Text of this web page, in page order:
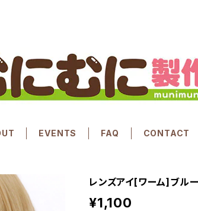
EVENTS FAQ CONTACT
レンズアイ[ワーム]ブ
¥1,100